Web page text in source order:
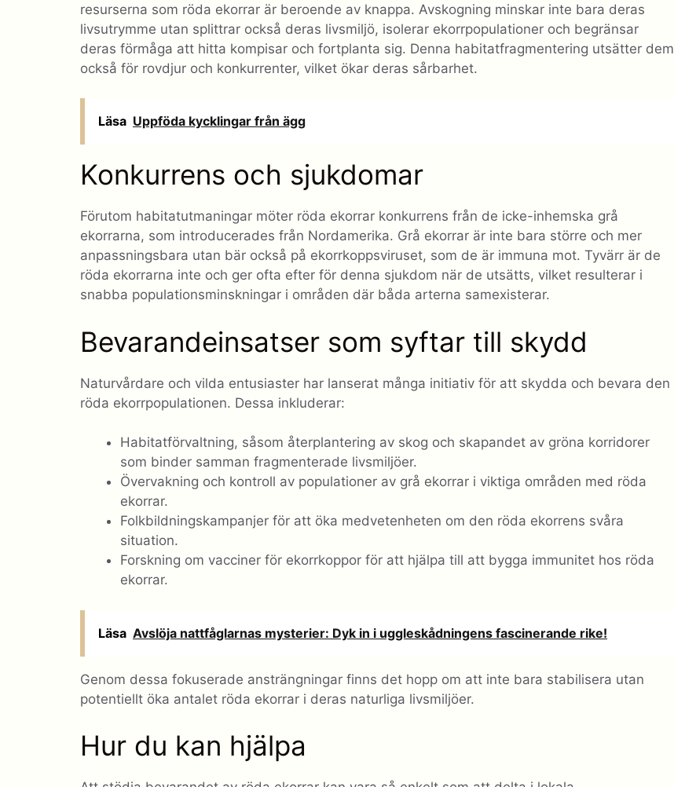
resurserna som röda ekorrar är beroende av knappa. Avskogning minskar inte bara deras
livsutrymme utan splittrar också deras livsmiljö, isolerar ekorrpopulationer och begränsar
deras förmåga att hitta kompisar och fortplanta sig. Denna habitatfragmentering utsätter dem
också för rovdjur och konkurrenter, vilket ökar deras sårbarhet.
Läsa Uppföda kycklingar från ägg
Konkurrens och sjukdomar
Förutom habitatutmaningar möter röda ekorrar konkurrens från de icke-inhemska grå
ekorrarna, som introducerades från Nordamerika. Grå ekorrar är inte bara större och mer
anpassningsbara utan bär också på ekorrkoppsviruset, som de är immuna mot. Tyvärr är de
röda ekorrarna inte och ger ofta efter för denna sjukdom när de utsätts, vilket resulterar i
snabba populationsminskningar i områden där båda arterna samexisterar.
Bevarandeinsatser som syftar till skydd
Naturvårdare och vilda entusiaster har lanserat många initiativ för att skydda och bevara den
röda ekorrpopulationen. Dessa inkluderar:
Habitatförvaltning, såsom återplantering av skog och skapandet av gröna korridorer
som binder samman fragmenterade livsmiljöer.
Övervakning och kontroll av populationer av grå ekorrar i viktiga områden med röda
ekorrar.
Folkbildningskampanjer för att öka medvetenheten om den röda ekorrens svåra
situation.
Forskning om vacciner för ekorrkoppor för att hjälpa till att bygga immunitet hos röda
ekorrar.
Läsa Avslöja nattfåglarnas mysterier: Dyk in i uggleskådningens fascinerande rike!
Genom dessa fokuserade ansträngningar finns det hopp om att inte bara stabilisera utan
potentiellt öka antalet röda ekorrar i deras naturliga livsmiljöer.
Hur du kan hjälpa